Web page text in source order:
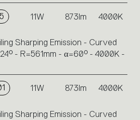
11W 873lm 4000K
Sharping Emission - Curved
- R=561mm - α=60° - 4000K -
11W 873lm 4000K
Sharping Emission - Curved